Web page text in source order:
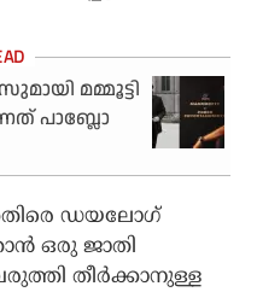
മമ്മൂട്ടി
പാബ്ലോ
ഡയലോഗ്
ഒരു ജാതി
തീര്‍ക്കാനുള്ള